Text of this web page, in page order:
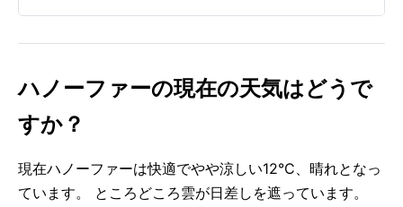
ハノーファーの現在の天気はどうで
すか？
現在ハノーファーは快適でやや涼しい12°C、晴れとなっ
ています。 ところどころ雲が日差しを遮っています。